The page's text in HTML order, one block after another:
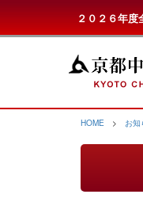
２０２６年
HOME > お知